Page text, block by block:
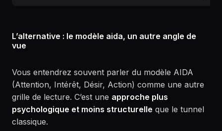
L’alternative : le modèle aida, un autre angle de
vue
Vous entendrez souvent parler du modèle AIDA
(Attention, Intérêt, Désir, Action) comme une autre
grille de lecture. C’est une approche plus
psychologique et moins structurelle que le tunnel
classique.